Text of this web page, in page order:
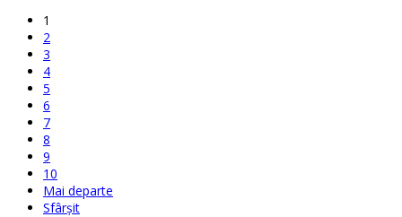
1
2
3
4
5
6
7
8
9
10
Mai departe
Sfârșit